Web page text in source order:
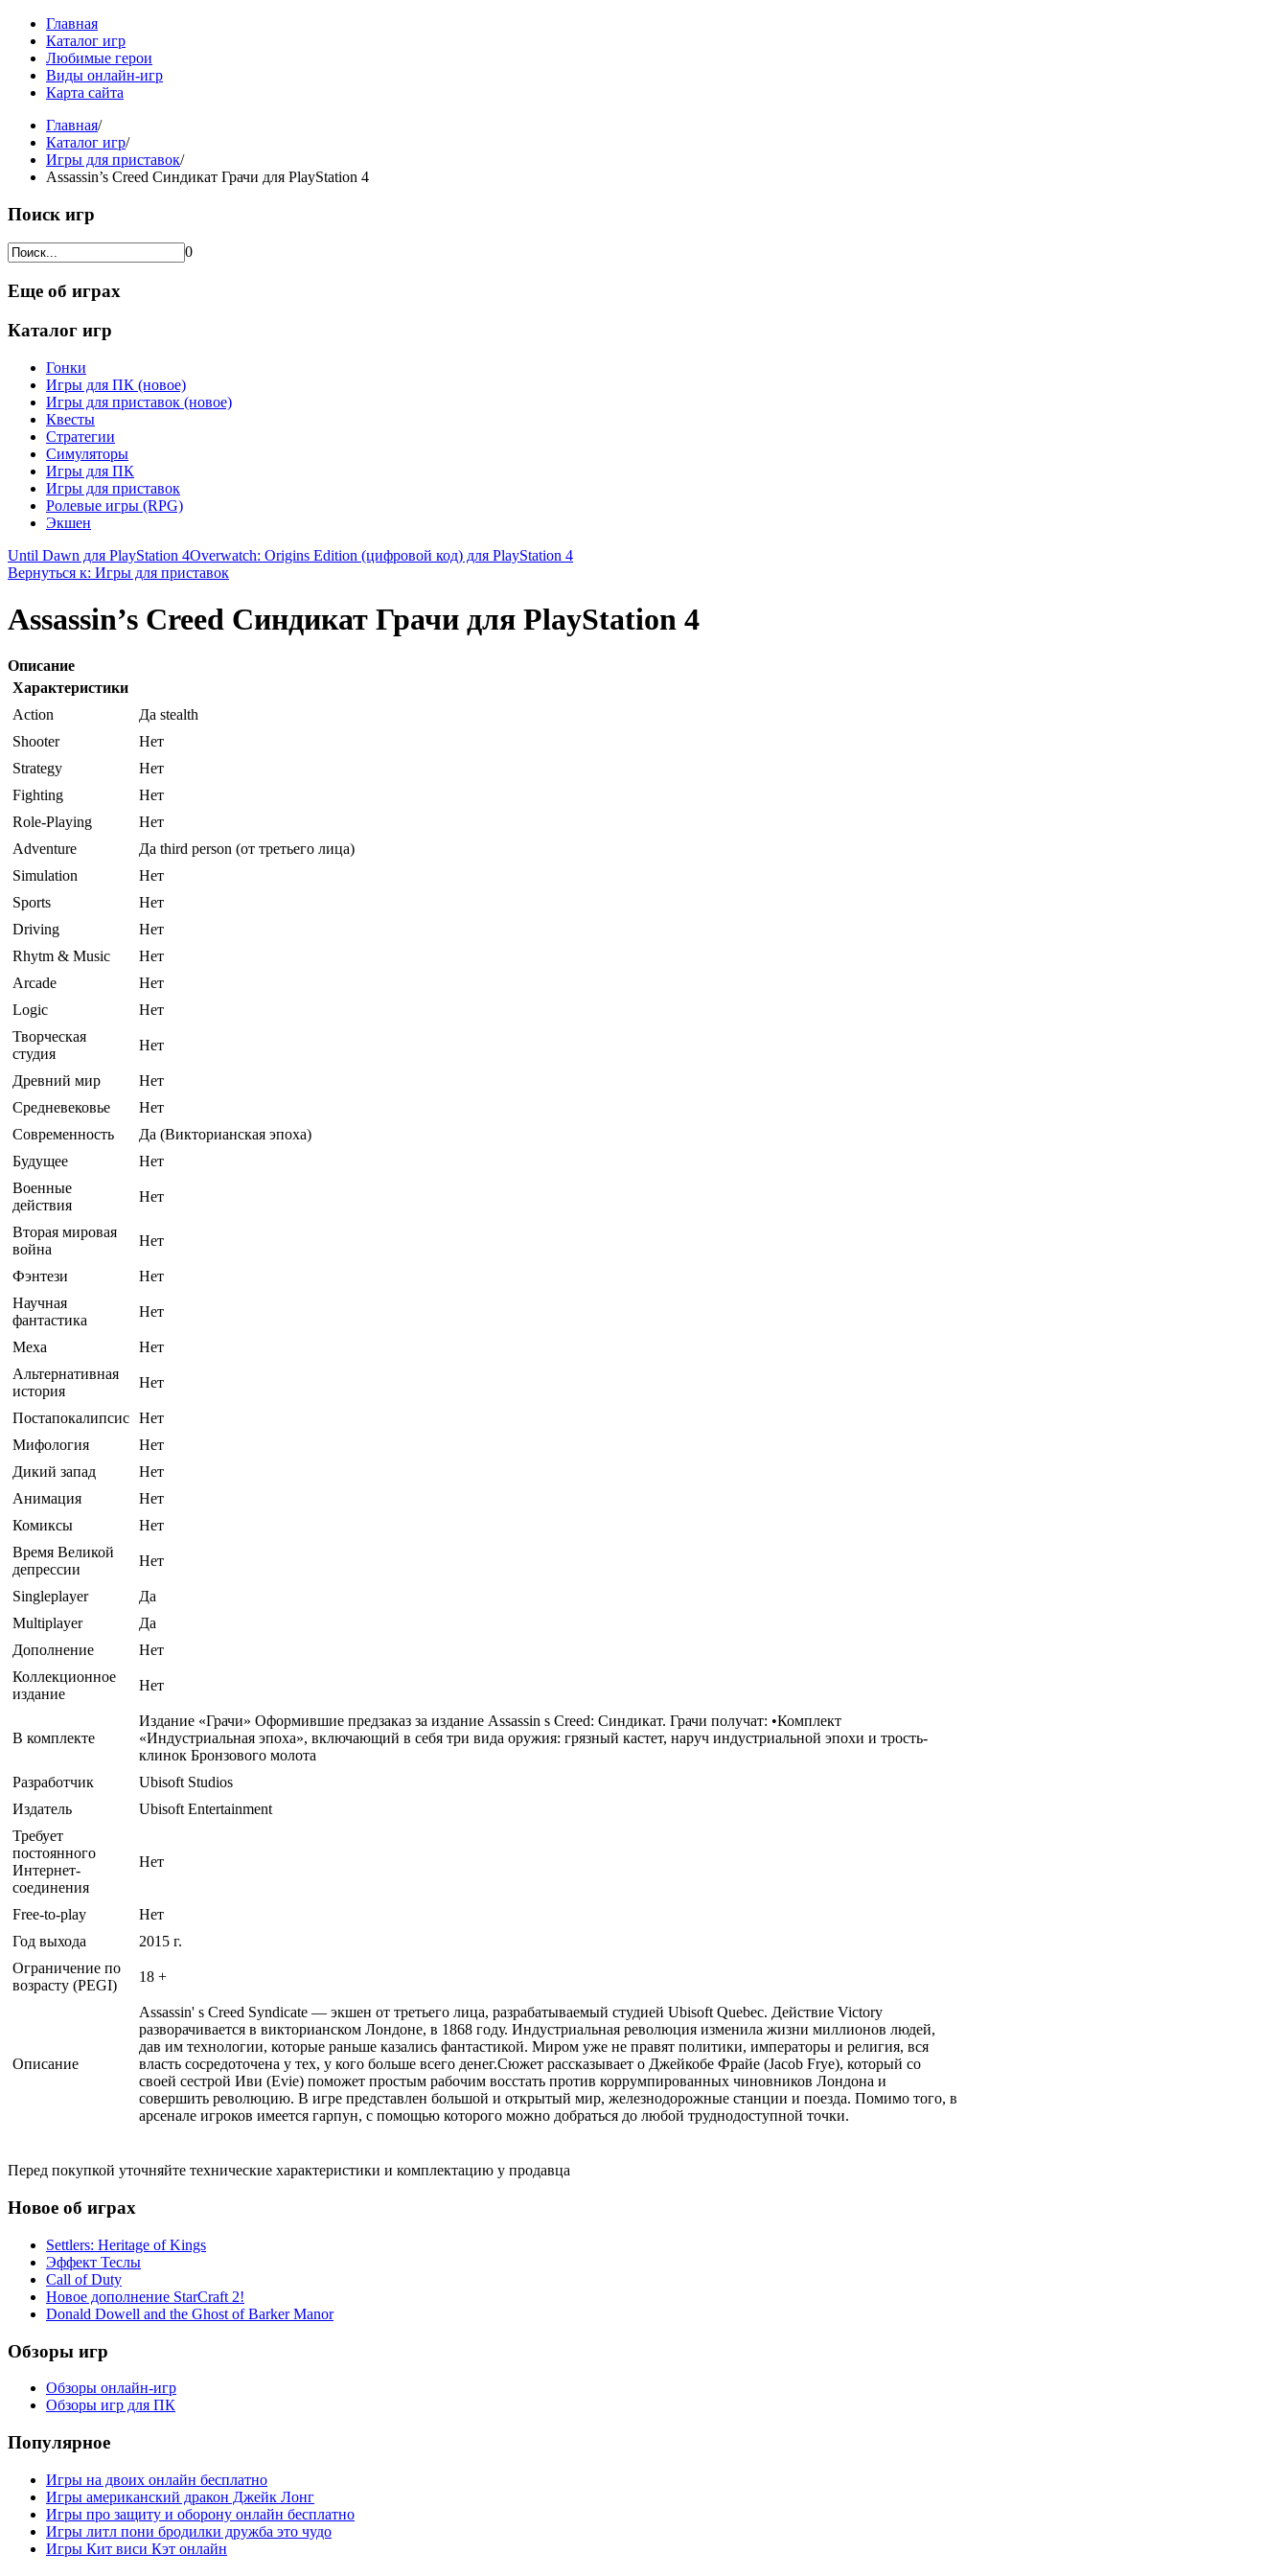
Главная
Каталог игр
Любимые герои
Виды онлайн-игр
Карта сайта
Главная/
Каталог игр/
Игры для приставок/
Assassin’s Creed Синдикат Грачи для PlayStation 4
Поиск игр
0
Еще об играх
Каталог игр
Гонки
Игры для ПК (новое)
Игры для приставок (новое)
Квесты
Стратегии
Симуляторы
Игры для ПК
Игры для приставок
Ролевые игры (RPG)
Экшен
Until Dawn для PlayStation 4Overwatch: Origins Edition (цифровой код) для PlayStation 4
Вернуться к: Игры для приставок
Assassin’s Creed Синдикат Грачи для PlayStation 4
Описание
Характеристики
Action
Да stealth
Shooter
Нет
Strategy
Нет
Fighting
Нет
Role-Playing
Нет
Adventure
Да third person (от третьего лица)
Simulation
Нет
Sports
Нет
Driving
Нет
Rhytm & Music
Нет
Arcade
Нет
Logic
Нет
Творческая
студия
Нет
Древний мир
Нет
Средневековье
Нет
Современность
Да (Викторианская эпоха)
Будущее
Нет
Военные
действия
Нет
Вторая мировая
война
Нет
Фэнтези
Нет
Научная
фантастика
Нет
Меха
Нет
Альтернативная
история
Нет
Постапокалипсис Нет
Мифология
Нет
Дикий запад
Нет
Анимация
Нет
Комиксы
Нет
Время Великой
депрессии
Нет
Singleplayer
Да
Multiplayer
Да
Дополнение
Нет
Коллекционное
издание
Нет
В комплекте
Издание «Грачи» Оформившие предзаказ за издание Assassin s Creed: Синдикат. Грачи получат: •Комплект
«Индустриальная эпоха», включающий в себя три вида оружия: грязный кастет, наруч индустриальной эпохи и трость-
клинок Бронзового молота
Разработчик
Ubisoft Studios
Издатель
Ubisoft Entertainment
Требует
постоянного
Интернет-
соединения
Нет
Free-to-play
Нет
Год выхода
2015 г.
Ограничение по
возрасту (PEGI)
18 +
Описание
Assassin' s Creed Syndicate — экшен от третьего лица, разрабатываемый студией Ubisoft Quebec. Действие Victory
разворачивается в викторианском Лондоне, в 1868 году. Индустриальная революция изменила жизни миллионов людей,
дав им технологии, которые раньше казались фантастикой. Миром уже не правят политики, императоры и религия, вся
власть сосредоточена у тех, у кого больше всего денег.Сюжет рассказывает о Джейкобе Фрайе (Jacob Frye), который со
своей сестрой Иви (Evie) поможет простым рабочим восстать против коррумпированных чиновников Лондона и
совершить революцию. В игре представлен большой и открытый мир, железнодорожные станции и поезда. Помимо того, в
арсенале игроков имеется гарпун, с помощью которого можно добраться до любой труднодоступной точки.
Перед покупкой уточняйте технические характеристики и комплектацию у продавца
Новое об играх
Settlers: Heritage of Kings
Эффект Теслы
Call of Duty
Новое дополнение StarCraft 2!
Donald Dowell and the Ghost of Barker Manor
Обзоры игр
Обзоры онлайн-игр
Обзоры игр для ПК
Популярное
Игры на двоих онлайн бесплатно
Игры американский дракон Джейк Лонг
Игры про защиту и оборону онлайн бесплатно
Игры литл пони бродилки дружба это чудо
Игры Кит виси Кэт онлайн